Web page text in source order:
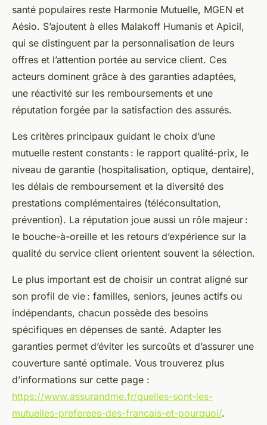
santé populaires reste Harmonie Mutuelle, MGEN et
Aésio. S’ajoutent à elles Malakoff Humanis et Apicil,
qui se distinguent par la personnalisation de leurs
offres et l’attention portée au service client. Ces
acteurs dominent grâce à des garanties adaptées,
une réactivité sur les remboursements et une
réputation forgée par la satisfaction des assurés.
Les critères principaux guidant le choix d’une
mutuelle restent constants : le rapport qualité-prix, le
niveau de garantie (hospitalisation, optique, dentaire),
les délais de remboursement et la diversité des
prestations complémentaires (téléconsultation,
prévention). La réputation joue aussi un rôle majeur :
le bouche-à-oreille et les retours d’expérience sur la
qualité du service client orientent souvent la sélection.
Le plus important est de choisir un contrat aligné sur
son profil de vie : familles, seniors, jeunes actifs ou
indépendants, chacun possède des besoins
spécifiques en dépenses de santé. Adapter les
garanties permet d’éviter les surcoûts et d’assurer une
couverture santé optimale. Vous trouverez plus
d’informations sur cette page :
https://www.assurandme.fr/quelles-sont-les-
mutuelles-preferees-des-francais-et-pourquoi/.